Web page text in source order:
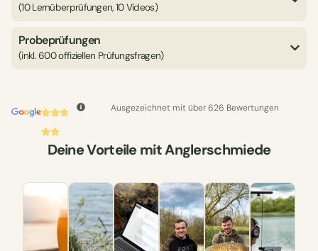
(10 Lernüberprüfungen, 10 Videos)
Probeprüfungen
(inkl. 600 offiziellen Prüfungsfragen)
Ausgezeichnet mit über 626 Bewertungen
Deine Vorteile mit Anglerschmiede